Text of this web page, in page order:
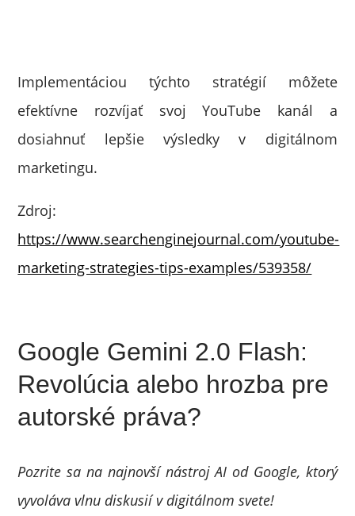
Implementáciou týchto stratégií môžete
efektívne rozvíjať svoj YouTube kanál a
dosiahnuť lepšie výsledky v digitálnom
marketingu.
Zdroj:
https://www.searchenginejournal.com/youtube-
marketing-strategies-tips-examples/539358/
Google Gemini 2.0 Flash:
Revolúcia alebo hrozba pre
autorské práva?
Pozrite sa na najnovší nástroj AI od Google, ktorý
vyvoláva vlnu diskusií v digitálnom svete!